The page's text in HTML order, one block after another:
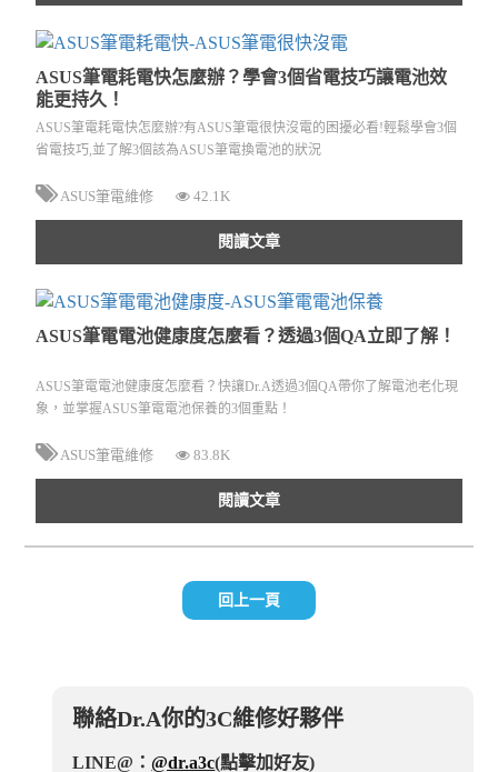
ASUS筆電耗電快怎麼辦？學會3個省電技巧讓電池效
能更持久！
ASUS筆電耗電快怎麼辦?有ASUS筆電很快沒電的困擾必看!輕鬆學會3個
省電技巧,並了解3個該為ASUS筆電換電池的狀況
ASUS筆電維修 42.1K
閱讀文章
ASUS筆電電池健康度怎麼看？透過3個QA立即了解！
ASUS筆電電池健康度怎麼看？快讓Dr.A透過3個QA帶你了解電池老化現
象，並掌握ASUS筆電電池保養的3個重點！
ASUS筆電維修 83.8K
閱讀文章
回上一頁
聯絡Dr.A你的3C維修好夥伴
LINE@：@dr.a3c(點擊加好友)